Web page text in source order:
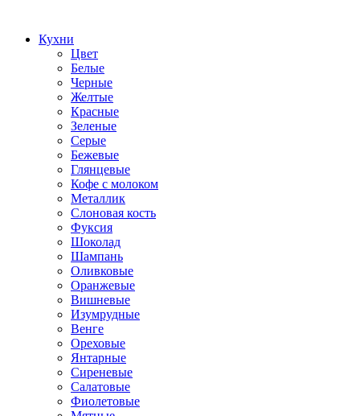
Кухни
Цвет
Белые
Черные
Желтые
Красные
Зеленые
Серые
Бежевые
Глянцевые
Кофе с молоком
Металлик
Слоновая кость
Фуксия
Шоколад
Шампань
Оливковые
Оранжевые
Вишневые
Изумрудные
Венге
Ореховые
Янтарные
Сиреневые
Салатовые
Фиолетовые